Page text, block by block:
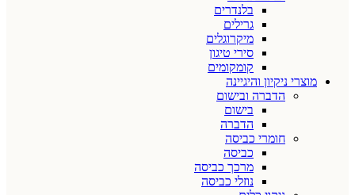
בלנדרים
גרילים
מיקרוגלים
סירי טיגון
קומקומים
מוצרי ניקיון והיגיינה
הדברה ובישום
בישום
הדברה
חומרי כביסה
כביסה
מרכך כביסה
נוזלי כביסה